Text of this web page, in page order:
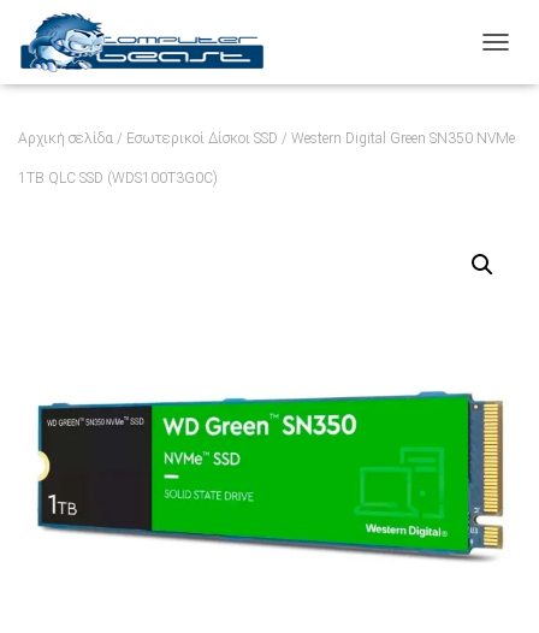
Αρχική σελίδα / Εσωτερικοί Δίσκοι SSD / Western Digital Green SN350 NVMe
1TB QLC SSD (WDS100T3G0C)